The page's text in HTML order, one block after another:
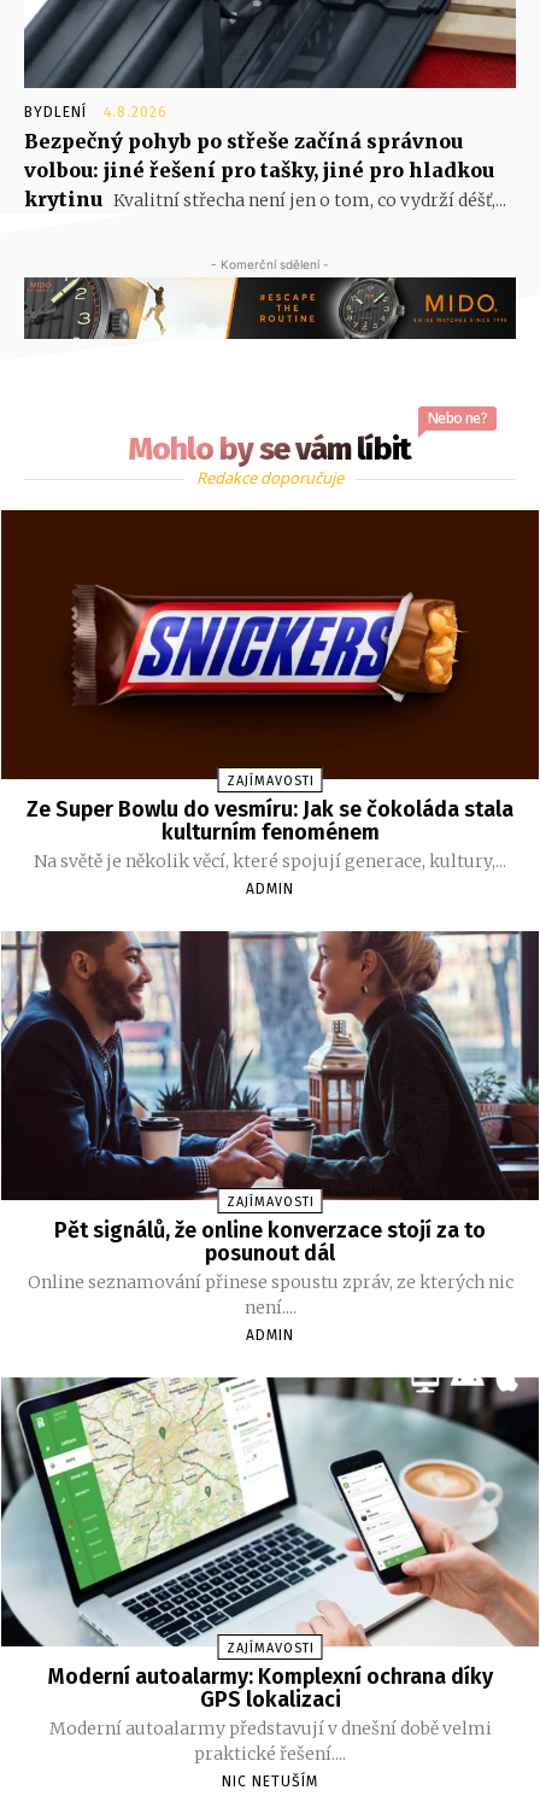
BYDLENÍ 4.8.2026
Bezpečný pohyb po střeše začíná správnou
volbou: jiné řešení pro tašky, jiné pro hladkou
krytinu Kvalitní střecha není jen o tom, co vydrží déšť,...
- Komerční sdělení -
Mohlo by se vám líbit
Nebo ne?
Redakce doporučuje
ZAJÍMAVOSTI
Ze Super Bowlu do vesmíru: Jak se čokoláda stala
kulturním fenoménem
Na světě je několik věcí, které spojují generace, kultury,...
ADMIN
ZAJÍMAVOSTI
Pět signálů, že online konverzace stojí za to
posunout dál
Online seznamování přinese spoustu zpráv, ze kterých nic
není....
ADMIN
ZAJÍMAVOSTI
Moderní autoalarmy: Komplexní ochrana díky
GPS lokalizaci
Moderní autoalarmy představují v dnešní době velmi
praktické řešení....
NIC NETUŠÍM